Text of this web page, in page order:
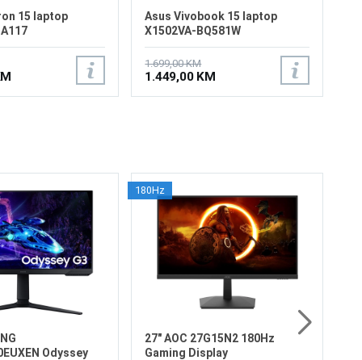
15 laptop
Asus Vivobook 15 laptop
X1502VA-BQ581W
1.699,00 KM
1.449,00 KM
Odyssey
180Hz
27" AOC 27G15N2 180Hz
Gaming Display